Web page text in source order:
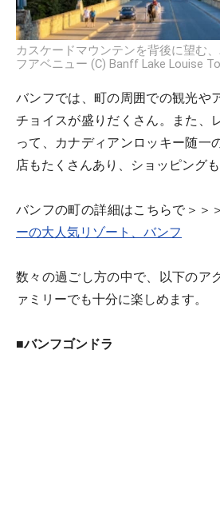
カスケードマウンテンを背後に望む
フアベニュー (C) Banff Lake Louise
バンフでは、町の周囲での観光や
チョイスが盛りだくさん。また、
って、カナディアンロッキー随一
店もたくさんあり、ショッピング
バンフの町の詳細はこちらで＞＞＞
ーの大人気リゾート、バンフ
数々の過ごし方の中で、以下のア
ァミリーでも十分に楽しめます。
■バンフゴンドラ